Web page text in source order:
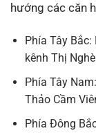
hướng các căn
Phía Tây
kênh Thị
Phía Tây
Thảo Cầm
Phía Đông